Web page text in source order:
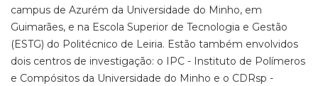
campus de Azurém da Universidade do Minho, em
Guimarães, e na Escola Superior de Tecnologia e Gestão
(ESTG) do Politécnico de Leiria. Estão também envolvidos
dois centros de investigação: o IPC - Instituto de Polímeros
e Compósitos da Universidade do Minho e o CDRsp -